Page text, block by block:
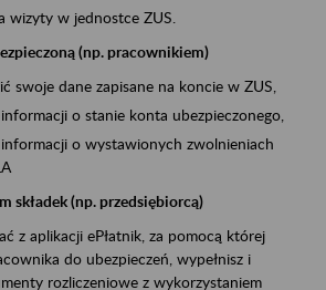
wizyty w jednostce ZUS.
(np. pracownikiem)
swoje dane zapisane na koncie w ZUS,
o stanie konta ubezpieczonego,
o wystawionych zwolnieniach
składek (np. przedsiębiorcą)
z aplikacji ePłatnik, za pomocą której
do ubezpieczeń, wypełnisz i
rozliczeniowe z wykorzystaniem